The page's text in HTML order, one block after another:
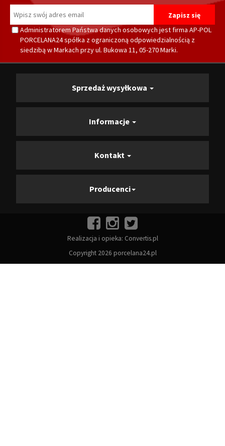
Administratorem Państwa danych osobowych jest firma AP-POL
PORCELANA24 spółka z ograniczoną odpowiedzialnością z
siedzibą w Markach przy ul. Bukowa 11, 05-270 Marki.
Sprzedaż wysyłkowa
Informacje
Kontakt
Producenci
Realizacja i opieka: Convertis.pl
Copyright 2026 porcelana24.pl